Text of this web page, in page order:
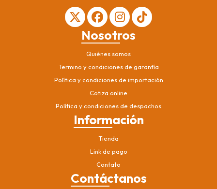
Nosotros
Quiénes somos
Termino y condiciones de garantía
Política y condiciones de importación
Cotiza online
Política y condiciones de despachos
Información
Tienda
Link de pago
Contato
Contáctanos